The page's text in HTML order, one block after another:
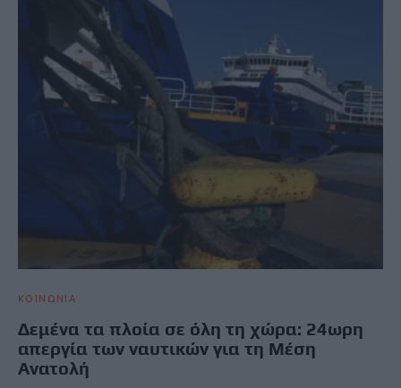
ΚΟΙΝΩΝΙΑ
Δεμένα τα πλοία σε όλη τη χώρα: 24ωρη
απεργία των ναυτικών για τη Μέση
Ανατολή